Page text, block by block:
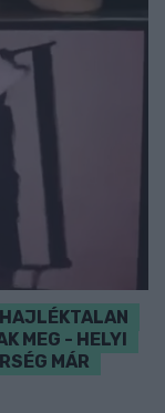
MEG - HELYI
MÁR